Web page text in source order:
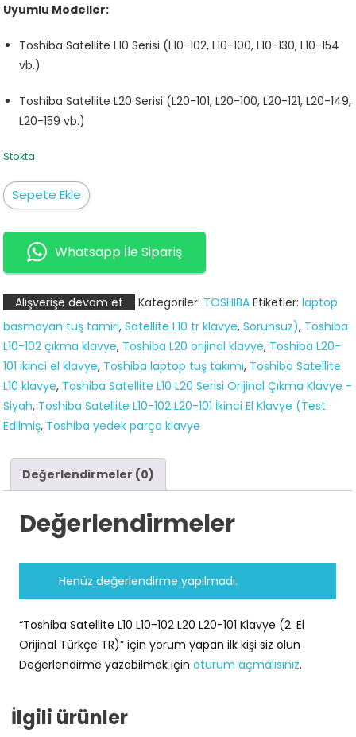
Uyumlu Modeller:
Toshiba Satellite L10 Serisi (L10-102, L10-100, L10-130, L10-154
vb.)
Toshiba Satellite L20 Serisi (L20-101, L20-100, L20-121, L20-149,
L20-159 vb.)
Stokta
Toshiba
Satellite
L10
102
L20-
101
Klavye
(2.
El
Orijinal
Türkçe
adet
Sepete Ekle
Whatsapp İle Sipariş
Alışverişe devam et Kategoriler: TOSHIBA Etiketler:laptop
basmayan tuş tamiri,Satellite L10 tr klavye,Sorunsuz), Toshiba
L10-102 çıkma klavye, Toshiba L20 orijinal klavye, Toshiba L20-
101 ikinci el klavye, Toshiba laptop tuş takımı, Toshiba Satellite
L10 klavye, Toshiba Satellite L10 L20 Serisi Orijinal Çıkma Klavye -
Siyah, Toshiba Satellite L10-102 L20-101 İkinci El Klavye (Test
Edilmiş, Toshiba yedek parça klavye
Değerlendirmeler (0)
Değerlendirmeler
Henüz değerlendirme yapılmadı.
“Toshiba Satellite L10 L10-102 L20 L20-101 Klavye (2. El
Orijinal Türkçe TR)” için yorum yapan ilk kişi siz olun
Değerlendirme yazabilmek içinoturum açmalısınız.
İlgili ürünler